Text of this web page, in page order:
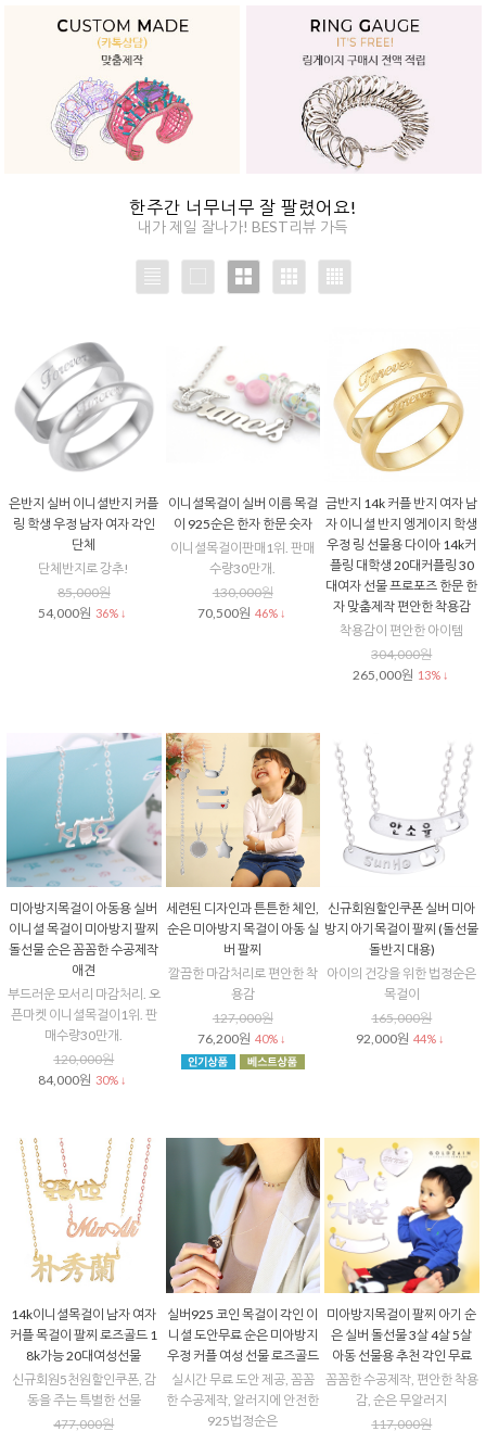
한주간 너무너무 잘 팔렸어요!
내가 제일 잘나가! BEST리뷰 가득
은반지 실버 이니셜반지 커플
링 학생 우정 남자 여자 각인
단체
단체반지로 강추!
85,000원
54,000원 36% ↓
이니셜목걸이 실버 이름 목걸
이 925순은 한자 한문 숫자
이니셜목걸이판매1위. 판매
수량30만개.
130,000원
70,500원 46% ↓
금반지 14k 커플 반지 여자 남
자 이니셜 반지 엥게이지 학생
우정 링 선물용 다이아 14k커
플링 대학생 20대커플링 30
대여자 선물 프로포즈 한문 한
자 맞춤제작 편안한 착용감
착용감이 편안한 아이템
304,000원
265,000원 13% ↓
미아방지목걸이 아동용 실버
이니셜 목걸이 미아방지 팔찌
돌선물 순은 꼼꼼한 수공제작
애견
부드러운 모서리 마감처리. 오
픈마켓 이니셜목걸이1위. 판
매수량30만개.
120,000원
84,000원 30% ↓
세련된 디자인과 튼튼한 체인,
순은 미아방지 목걸이 아동 실
버 팔찌
깔끔한 마감처리로 편안한 착
용감
127,000원
76,200원 40% ↓
신규회원할인쿠폰 실버 미아
방지 아기목걸이 팔찌 (돌선물
돌반지 대용)
아이의 건강을 위한 법정순은
목걸이
165,000원
92,000원 44% ↓
14k이니셜목걸이 남자 여자
커플 목걸이 팔찌 로즈골드 1
8k가능 20대여성선물
신규회원5천원할인쿠폰, 감
동을 주는 특별한 선물
477,000원
실버925 코인 목걸이 각인 이
니셜 도안무료 순은 미아방지
우정 커플 여성 선물 로즈골드
실시간 무료 도안 제공, 꼼꼼
한 수공제작, 알러지에 안전한
925법정순은
미아방지목걸이 팔찌 아기 순
은 실버 돌선물 3살 4살 5살
아동 선물용 추천 각인 무료
꼼꼼한 수공제작, 편안한 착용
감, 순은 무알러지
117,000원